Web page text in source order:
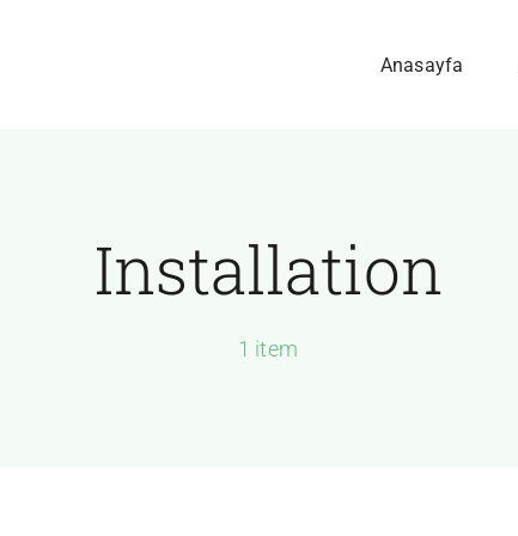
Anasayfa
Installation
1 item